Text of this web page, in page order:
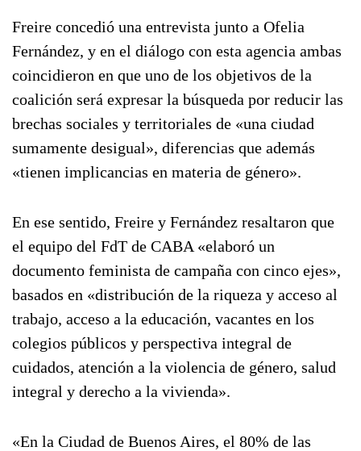
Freire concedió una entrevista junto a Ofelia
Fernández, y en el diálogo con esta agencia ambas
coincidieron en que uno de los objetivos de la
coalición será expresar la búsqueda por reducir las
brechas sociales y territoriales de «una ciudad
sumamente desigual», diferencias que además
«tienen implicancias en materia de género».
En ese sentido, Freire y Fernández resaltaron que
el equipo del FdT de CABA «elaboró un
documento feminista de campaña con cinco ejes»,
basados en «distribución de la riqueza y acceso al
trabajo, acceso a la educación, vacantes en los
colegios públicos y perspectiva integral de
cuidados, atención a la violencia de género, salud
integral y derecho a la vivienda».
«En la Ciudad de Buenos Aires, el 80% de las